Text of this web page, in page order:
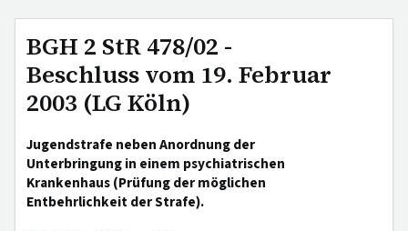
BGH 2 StR 478/02 -
Beschluss vom 19. Februar
2003 (LG Köln)
Jugendstrafe neben Anordnung der
Unterbringung in einem psychiatrischen
Krankenhaus (Prüfung der möglichen
Entbehrlichkeit der Strafe).